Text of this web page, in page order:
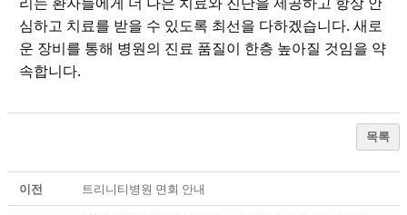
심하고 치료를 받을 수 있도록 최선을 다하겠습니다. 새로
운 장비를 통해 병원의 진료 품질이 한층 높아질 것임을 약
속합니다.
목록
이전 트리니티병원 면회 안내